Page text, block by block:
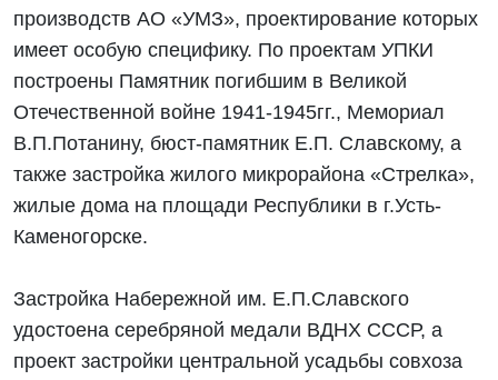
производств АО «УМЗ», проектирование которых
имеет особую специфику. По проектам УПКИ
построены Памятник погибшим в Великой
Отечественной войне 1941-1945гг., Мемориал
В.П.Потанину, бюст-памятник Е.П. Славскому, а
также застройка жилого микрорайона «Стрелка»,
жилые дома на площади Республики в г.Усть-
Каменогорске.
Застройка Набережной им. Е.П.Славского
удостоена серебряной медали ВДНХ СССР, а
проект застройки центральной усадьбы совхоза